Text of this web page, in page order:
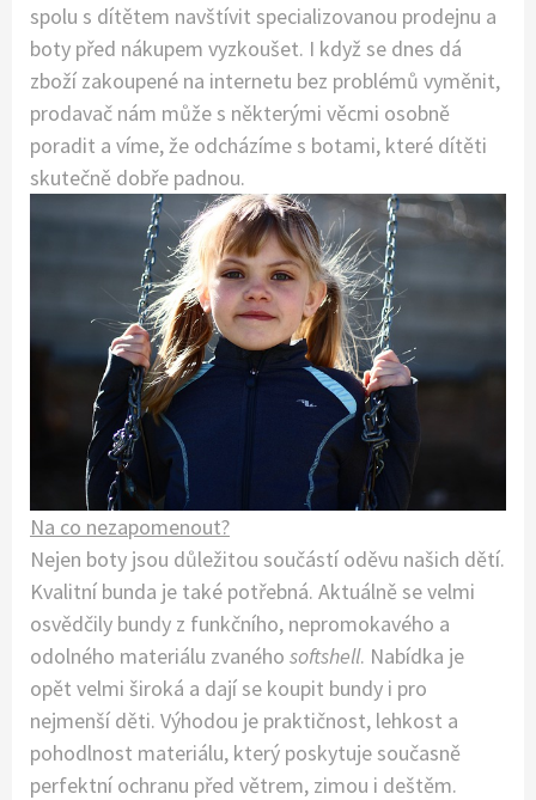
spolu s dítětem navštívit specializovanou prodejnu a
boty před nákupem vyzkoušet. I když se dnes dá
zboží zakoupené na internetu bez problémů vyměnit,
prodavač nám může s některými věcmi osobně
poradit a víme, že odcházíme s botami, které dítěti
skutečně dobře padnou.
Na co nezapomenout?
Nejen boty jsou důležitou součástí oděvu našich dětí.
Kvalitní bunda je také potřebná. Aktuálně se velmi
osvědčily bundy z funkčního, nepromokavého a
odolného materiálu zvaného softshell. Nabídka je
opět velmi široká a dají se koupit bundy i pro
nejmenší děti. Výhodou je praktičnost, lehkost a
pohodlnost materiálu, který poskytuje současně
perfektní ochranu před větrem, zimou i deštěm.